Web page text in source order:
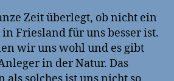
Zeit überlegt, ob nicht ein
Friesland für uns besser ist.
wir uns wohl und es gibt
in der Natur. Das